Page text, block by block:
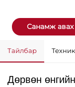
Санамж авах
Тайлбар
Дөрвөн